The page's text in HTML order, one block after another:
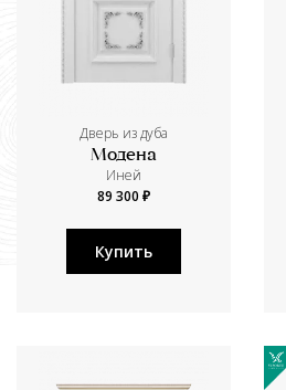
Дверь из дуба
Модена
Иней
89 300 ₽
Купить